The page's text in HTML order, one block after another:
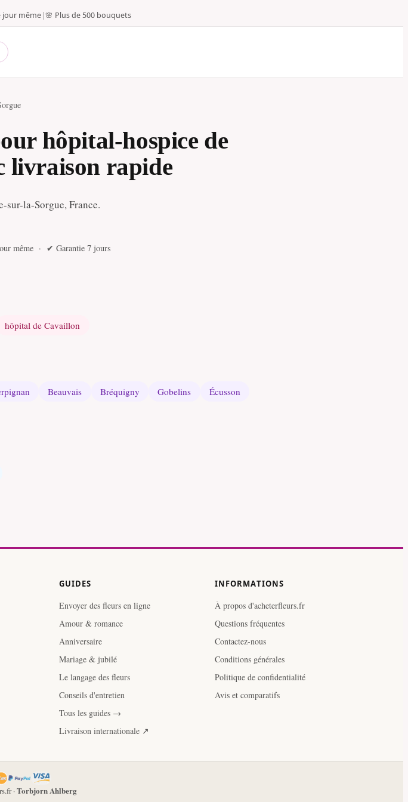
jour même|🌸 Plus de 500 bouquets
hôpital-hospice de
livraison rapide
la-Sorgue, France.
même · ✔ Garantie 7 jours
hôpital de Cavaillon
Beauvais Bréquigny Gobelins
Écusson
GUIDES
Envoyer des fleurs en ligne
Amour & romance
Anniversaire
Mariage & jubilé
Le langage des fleurs
Conseils d'entretien
Tous les guides →
Livraison internationale ↗
INFORMATIONS
À propos d'acheterfleurs.fr
Questions fréquentes
Contactez-nous
Conditions générales
Politique de confidentialité
Avis et comparatifs
·Torbjorn Ahlberg